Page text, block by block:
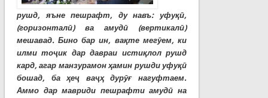
рушд, яъне пешрафт, ду навъ: уфуқӣ,
(горизонталӣ) ва амудӣ (вертикалӣ)
мешавад. Бино бар ин, вақте мегӯем, ки
илми тоҷик дар давраи истиқлол рушд
кард, агар манзурамон ҳамин рушди уфуқӣ
бошад, ба ҳеҷ ваҷҳ дурӯғ нагуфтаем.
Аммо дар мавриди пешрафти амудӣ на